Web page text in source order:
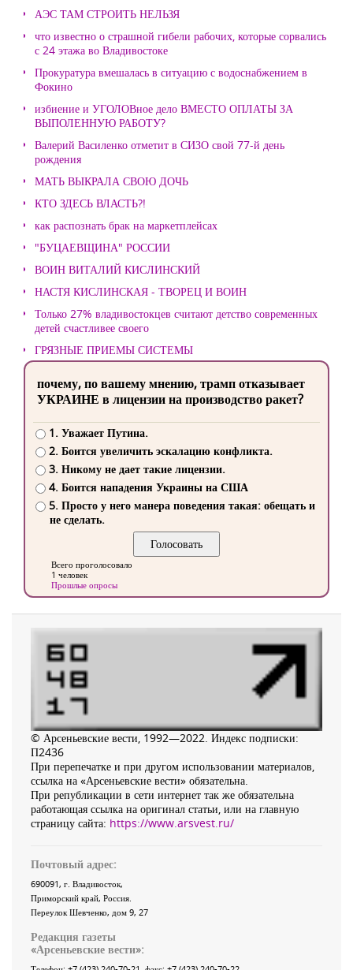
АЭС ТАМ СТРОИТЬ НЕЛЬЗЯ
что известно о страшной гибели рабочих, которые сорвались
с 24 этажа во Владивостоке
Прокуратура вмешалась в ситуацию с водоснабжением в
Фокино
избиение и УГОЛОВное дело ВМЕСТО ОПЛАТЫ ЗА
ВЫПОЛЕННУЮ РАБОТУ?
Валерий Василенко отметит в СИЗО свой 77-й день
рождения
МАТЬ ВЫКРАЛА СВОЮ ДОЧЬ
КТО ЗДЕСЬ ВЛАСТЬ?!
как распознать брак на маркетплейсах
"БУЦАЕВЩИНА" РОССИИ
ВОИН ВИТАЛИЙ КИСЛИНСКИЙ
НАСТЯ КИСЛИНСКАЯ - ТВОРЕЦ И ВОИН
Только 27% владивостокцев считают детство современных
детей счастливее своего
ГРЯЗНЫЕ ПРИЕМЫ СИСТЕМЫ
почему, по вашему мнению, трамп отказывает
УКРАИНЕ в лицензии на производство ракет?
1. Уважает Путина.
2. Боится увеличить эскалацию конфликта.
3. Никому не дает такие лицензии.
4. Боится нападения Украины на США
5. Просто у него манера поведения такая: обещать и
не сделать.
Всего проголосовало
1 человек
Прошлые опросы
© Арсеньевские вести, 1992—2022. Индекс подписки:
П2436
При перепечатке и при другом использовании материалов,
ссылка на «Арсеньевские вести» обязательна.
При републикации в сети интернет так же обязательна
работающая ссылка на оригинал статьи, или на главную
страницу сайта: https://www.arsvest.ru/
Почтовый адрес:
690091, г. Владивосток,
Приморский край, Россия
Переулок Шевченко, дом 9, 27
Редакция газеты
«Арсеньевские вести»: